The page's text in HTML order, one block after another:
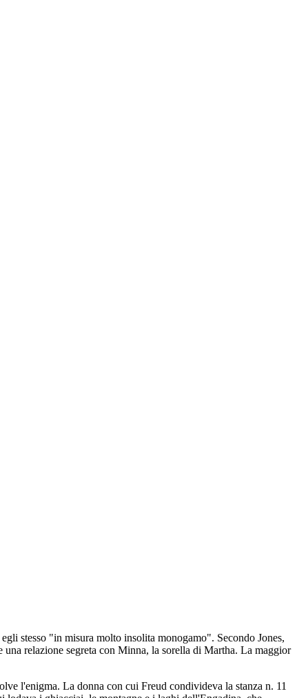
stesso "in misura molto insolita monogamo". Secondo Jones,
relazione segreta con Minna, la sorella di Martha. La maggior
l'enigma. La donna con cui Freud condivideva la stanza n. 11